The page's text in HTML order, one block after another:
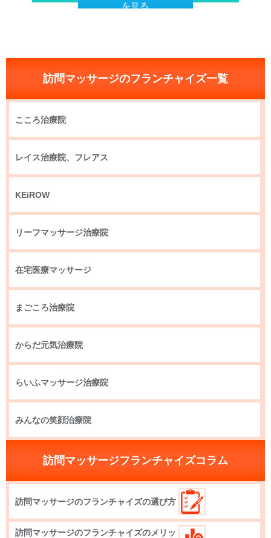
を見る
訪問マッサージのフランチャイズ一覧
こころ治療院
レイス治療院、フレアス
KEiROW
リーフマッサージ治療院
在宅医療マッサージ
まごころ治療院
からだ元気治療院
らいふマッサージ治療院
みんなの笑顔治療院
訪問マッサージフランチャイズコラム
訪問マッサージのフランチャイズの選び方
訪問マッサージのフランチャイズのメリッ